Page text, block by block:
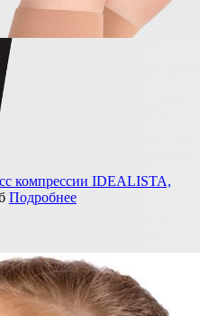
компрессии IDEALISTA,
Подробнее